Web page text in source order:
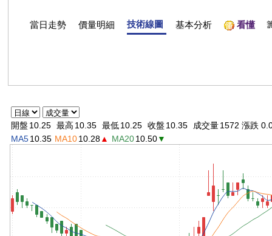
當日走勢 價量明細 技術線圖 基本分析 看懂
開盤 10.25 最高 10.35 最低10.25 收盤 10.35 成交量1572 漲跌
MA510.35 MA1010.28▲ MA2010.50▼